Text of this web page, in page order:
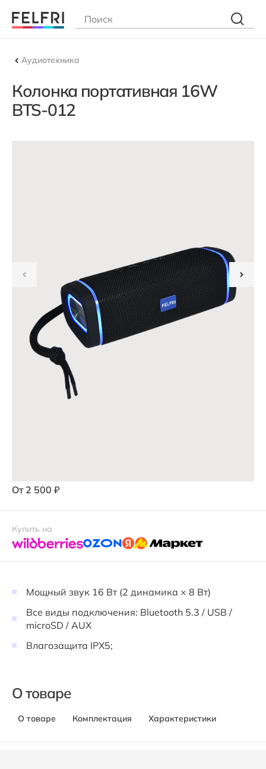
Аудиотехника
Колонка портативная 16W
BTS-012
От 2 500 ₽
Купить на
Мощный звук 16 Вт (2 динамика × 8 Вт)
Все виды подключения: Bluetooth 5.3 / USB /
microSD / AUX
Влагозащита IPX5;
О товаре
О товаре Комплектация Характеристики